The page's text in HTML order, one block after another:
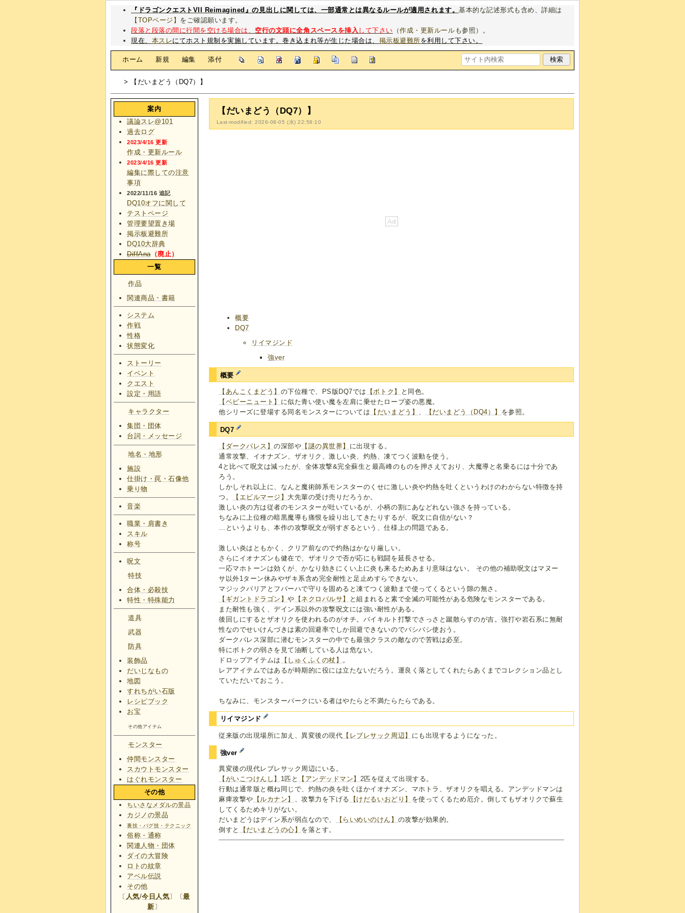
『ドラゴンクエストVII Reimagined』の見出しに関しては、一部通常とは異なるルールが適用されます。基本的な記述形式も含め、詳細は
【TOPページ】 をご確認願います。
段落と段落の間に行間を空ける場合は、 空行の文頭に全角スペースを挿入 して下さい （作成・更新ルール も参照）。
現在、 本スレにてホスト規制を実施しています。巻き込まれ等が生じた場合は、 掲示板避難所を利用して下さい。
ホーム 新規 編集 添付
> 【だいまどう（DQ7）】
【だいまどう（DQ7）】
Last-modified: 2026-08-05 (水) 22:58:10
概要
DQ7
リイマジンド
強ver
概要
【あんこくまどう】 の下位種で、PS版DQ7では 【ボトク】
と同色。
【ベビーニュート】 に似た青い使い魔を左肩に乗せたローブ姿の悪魔。
他シリーズに登場する同名モンスターについては 【だいまどう】 、 【だいまどう（DQ4）】 を参照。
DQ7
【ダークパレス】の深部や 【謎の異世界】 に出現する。
通常攻撃、イオナズン、ザオリク、激しい炎、灼熱、凍てつく波動を使う。
4と比べて呪文は減ったが、全体攻撃&完全蘇生と最高峰のものを押さえており、大魔導と名乗るには十分であ
ろう。
しかしそれ以上に、なんと魔術師系モンスターのくせに激しい炎や灼熱を吐くというわけのわからない特徴を持
つ。
【エビルマージ】 大先輩の受け売りだろうか。
激しい炎の方は従者のモンスターが吐いているが、小柄の割にあなどれない強さを持っている。
ちなみに上位種の暗黒魔導も痛恨を繰り出してきたりするが、呪文に自信がない？
…というよりも、本作の攻撃呪文が弱すぎるという、仕様上の問題である。
激しい炎はともかく、クリア前なので灼熱はかなり厳しい。
さらにイオナズンも健在で、ザオリクで否が応にも戦闘を延長させる。
一応マホトーンは効くが、かなり効きにくい上に炎も来るためあまり意味はない。 その他の補助呪文はマヌー
サ以外1ターン休みやザキ系含め完全耐性と足止めすらできない。
マジックバリアとフバーハで守りを固めると凍てつく波動まで使ってくるという隙の無さ。
【ギガントドラゴン】や 【ネクロバルサ】
と組まれると素で全滅の可能性がある危険なモンスターである。
また耐性も強く、デイン系以外の攻撃呪文には強い耐性がある。
後回しにするとザオリクを使われるのがオチ。バイキルト打撃でさっさと蹴散らすのが吉。強打や岩石系に無耐
性なのでせいけんづきは素の回避率でしか回避できないのでバシバシ使おう。
ダークパレス深部に潜むモンスターの中でも最強クラスの敵なので苦戦は必至。
特にボトクの弱さを見て油断している人は危ない。
ドロップアイテムは
【しゅくふくの杖】 。
レアアイテムではあるが時期的に役には立たないだろう。運良く落としてくれたらあくまでコレクション品とし
ていただいておこう。
ちなみに、モンスターパークにいる者はやたらと不満たらたらである。
リイマジンド
従来版の出現場所に加え、異変後の現代 【レブレサック周辺】 にも出現するようになった。
強ver
異変後の現代レブレサック周辺にいる。
【がいこつけんし】 1匹と 【アンデッドマン】 2匹を従えて出現する。
行動は通常版と概ね同じで、灼熱の炎を吐くほかイオナズン、マホトラ、ザオリクを唱える。アンデッドマンは
麻痺攻撃や 【ルカナン】 、攻撃力を下げる 【けだるいおどり】 を使ってくるため厄介。倒してもザオリクで蘇生
してくるためキリがない。
だいまどうはデイン系が弱点なので、
【らいめいのけん】 の攻撃が効果的。
倒すと
【だいまどうの心】 を落とす。
案内
議論スレ@101
過去ログ
2023/4/16 更新
作成・更新ルール
2023/4/16 更新
編集に際しての注意
事項
2022/11/16 追記
DQ10オフに関して
テストページ
管理要望置き場
掲示板避難所
DQ10大辞典
DiffAna（廃止）
一覧
作品
関連商品・書籍
システム
作戦
性格
状態変化
ストーリー
イベント
クエスト
設定・用語
キャラクター
集団・団体
台詞・メッセージ
地名・地形
施設
仕掛け・罠・石像他
乗り物
音楽
職業・肩書き
スキル
称号
呪文
特技
合体・必殺技
特性・特殊能力
道具
武器
防具
装飾品
だいじなもの
地図
すれちがい石版
レシピブック
お宝
その他アイテム
モンスター
仲間モンスター
スカウトモンスター
はぐれモンスター
その他
ちいさなメダルの景品
カジノの景品
裏技・バグ技・テクニック
俗称・通称
関連人物・団体
ダイの大冒険
ロトの紋章
アベル伝説
その他
〔 人気/今日人気〕〔最
新 〕